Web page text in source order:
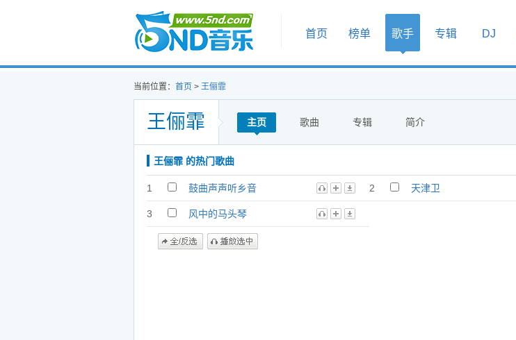
首页
首页 榜单 歌手 专辑 DJ
当前位置： 首页 > 王俪霏
王俪霏 主页 歌曲 专辑 简介
王俪霏 的热门歌曲
1 鼓曲声声听乡音 2 天津卫
3 风中的马头琴